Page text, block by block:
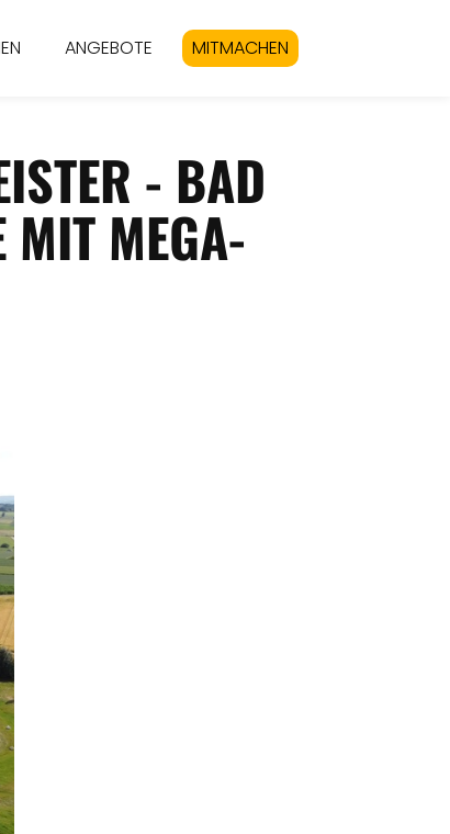
ANGEBOTE MITMACHEN
- BAD
MEGA-A